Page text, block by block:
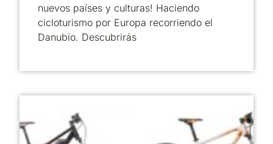
nuevos países y culturas! Haciendo
cicloturismo por Europa recorriendo el
Danubio. Descubrirás